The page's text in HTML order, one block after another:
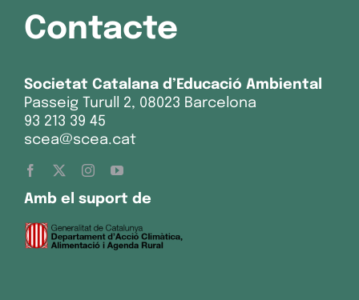
Contacte
Societat Catalana d’Educació Ambiental
Passeig Turull 2, 08023 Barcelona
93 213 39 45
scea@scea.cat
Amb el suport de